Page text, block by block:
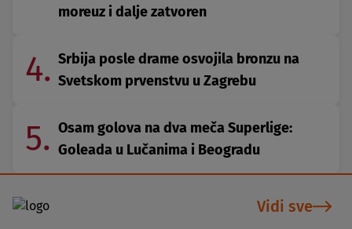
moreuz i dalje zatvoren
4. Srbija posle drame osvojila bronzu na
Svetskom prvenstvu u Zagrebu
5. Osam golova na dva meča Superlige:
Goleada u Lučanima i Beogradu
Vidi sve